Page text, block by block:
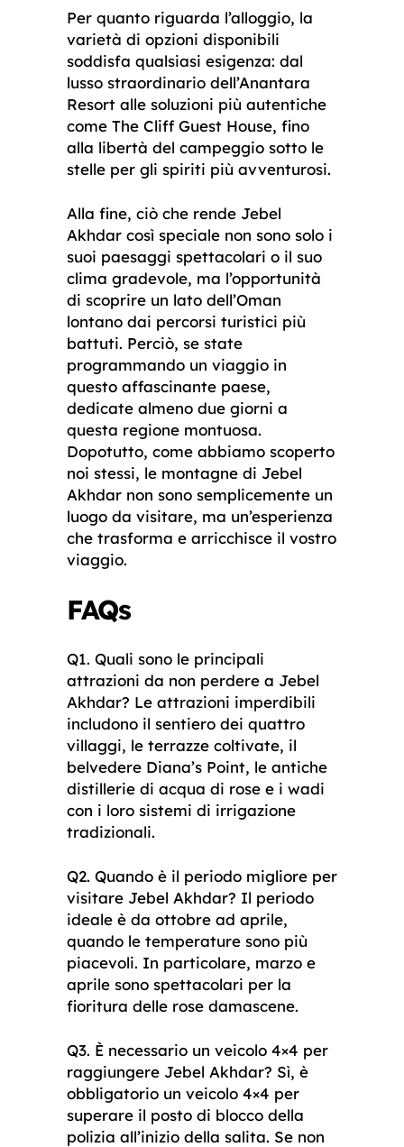
Per quanto riguarda l’alloggio, la
varietà di opzioni disponibili
soddisfa qualsiasi esigenza: dal
lusso straordinario dell’Anantara
Resort alle soluzioni più autentiche
come The Cliff Guest House, fino
alla libertà del campeggio sotto le
stelle per gli spiriti più avventurosi.
Alla fine, ciò che rende Jebel
Akhdar così speciale non sono solo i
suoi paesaggi spettacolari o il suo
clima gradevole, ma l’opportunità
di scoprire un lato dell’Oman
lontano dai percorsi turistici più
battuti. Perciò, se state
programmando un viaggio in
questo affascinante paese,
dedicate almeno due giorni a
questa regione montuosa.
Dopotutto, come abbiamo scoperto
noi stessi, le montagne di Jebel
Akhdar non sono semplicemente un
luogo da visitare, ma un’esperienza
che trasforma e arricchisce il vostro
viaggio.
FAQs
Q1. Quali sono le principali
attrazioni da non perdere a Jebel
Akhdar? Le attrazioni imperdibili
includono il sentiero dei quattro
villaggi, le terrazze coltivate, il
belvedere Diana’s Point, le antiche
distillerie di acqua di rose e i wadi
con i loro sistemi di irrigazione
tradizionali.
Q2. Quando è il periodo migliore per
visitare Jebel Akhdar? Il periodo
ideale è da ottobre ad aprile,
quando le temperature sono più
piacevoli. In particolare, marzo e
aprile sono spettacolari per la
fioritura delle rose damascene.
Q3. È necessario un veicolo 4×4 per
raggiungere Jebel Akhdar? Sì, è
obbligatorio un veicolo 4×4 per
superare il posto di blocco della
polizia all’inizio della salita. Se non